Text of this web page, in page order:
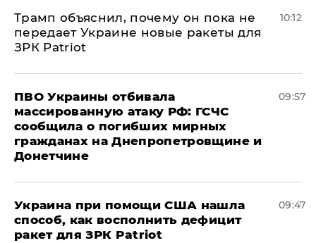
Трамп объяснил, почему он пока не
передает Украине новые ракеты для
ЗРК Patriot
10:12
ПВО Украины отбивала
массированную атаку РФ: ГСЧС
сообщила о погибших мирных
гражданах на Днепропетровщине и
Донетчине
09:57
Украина при помощи США нашла
способ, как восполнить дефицит
ракет для ЗРК Patriot
09:47